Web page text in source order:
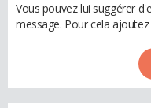
Vous pouvez lui suggérer
message. Pour cela